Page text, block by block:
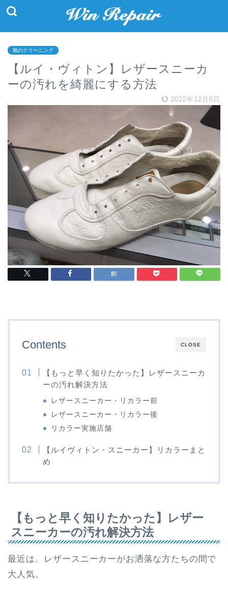
靴のクリーニング
【ルイ・ヴィトン】レザースニーカ
ーの汚れを綺麗にする方法
2022年12月6日
CLOSE
Contents
【もっと早く知りたかった】レザースニーカ
ーの汚れ解決方法
レザースニーカー・リカラー前
レザースニーカー・リカラー後
リカラー実施店舗
【ルイヴィトン・スニーカー】リカラーまと
め
【もっと早く知りたかった】レザー
スニーカーの汚れ解決方法
最近は、レザースニーカーがお洒落な方たちの間で
大人気。